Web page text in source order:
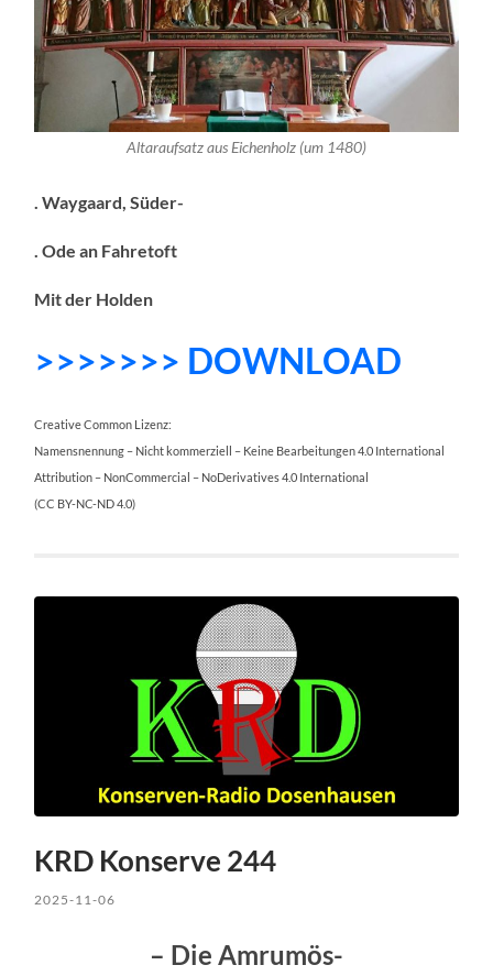
Altaraufsatz aus Eichenholz (um 1480)
. Waygaard, Süder-
. Ode an Fahretoft
Mit der Holden
>>>>>>> DOWNLOAD
Creative Common Lizenz:
Namensnennung – Nicht kommerziell – Keine Bearbeitungen 4.0 International
Attribution – NonCommercial – NoDerivatives 4.0 International
(CC BY-NC-ND 4.0)
KRD Konserve 244
2025-11-06
– Die Amrumös-